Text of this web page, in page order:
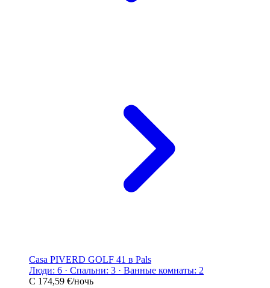
Casa PIVERD GOLF 41 в Pals
Люди: 6 · Спальни: 3 · Ванные комнаты: 2
С 174,59 €/ночь